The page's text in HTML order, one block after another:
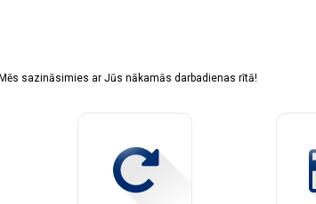
sazināsimies ar Jūs nākamās darbadienas rītā!